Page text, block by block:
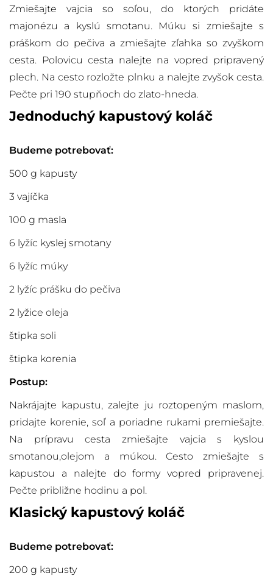
Zmiešajte vajcia so soľou, do ktorých pridáte
majonézu a kyslú smotanu. Múku si zmiešajte s
práškom do pečiva a zmiešajte zľahka so zvyškom
cesta. Polovicu cesta nalejte na vopred pripravený
plech. Na cesto rozložte plnku a nalejte zvyšok cesta.
Pečte pri 190 stupňoch do zlato-hneda.
Jednoduchý kapustový koláč
Budeme potrebovať:
500 g kapusty
3 vajíčka
100 g masla
6 lyžíc kyslej smotany
6 lyžíc múky
2 lyžíc prášku do pečiva
2 lyžice oleja
štipka soli
štipka korenia
Postup:
Nakrájajte kapustu, zalejte ju roztopeným maslom,
pridajte korenie, soľ a poriadne rukami premiešajte.
Na prípravu cesta zmiešajte vajcia s kyslou
smotanou,olejom a múkou. Cesto zmiešajte s
kapustou a nalejte do formy vopred pripravenej.
Pečte približne hodinu a pol.
Klasický kapustový koláč
Budeme potrebovať:
200 g kapusty